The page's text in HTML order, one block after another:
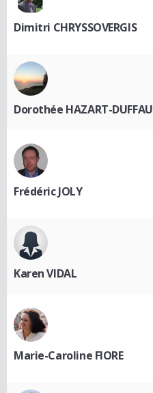
Dimitri CHRYSSOVERGIS
Dorothée HAZART-DUFFAU
Frédéric JOLY
Karen VIDAL
Marie-Caroline FIORE